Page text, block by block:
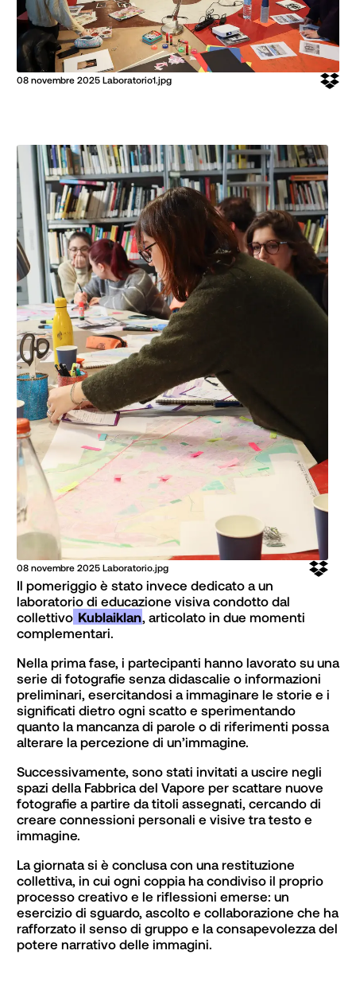
08 novembre 2025 Laboratorio1.jpg
08 novembre 2025 Laboratorio.jpg
Il pomeriggio è stato invece dedicato a un
laboratorio di educazione visiva condotto dal
collettivo Kublaiklan, articolato in due momenti
complementari.
Nella prima fase, i partecipanti hanno lavorato su una
serie di fotografie senza didascalie o informazioni
preliminari, esercitandosi a immaginare le storie e i
significati dietro ogni scatto e sperimentando
quanto la mancanza di parole o di riferimenti possa
alterare la percezione di un’immagine.
Successivamente, sono stati invitati a uscire negli
spazi della Fabbrica del Vapore per scattare nuove
fotografie a partire da titoli assegnati, cercando di
creare connessioni personali e visive tra testo e
immagine.
La giornata si è conclusa con una restituzione
collettiva, in cui ogni coppia ha condiviso il proprio
processo creativo e le riflessioni emerse: un
esercizio di sguardo, ascolto e collaborazione che ha
rafforzato il senso di gruppo e la consapevolezza del
potere narrativo delle immagini.